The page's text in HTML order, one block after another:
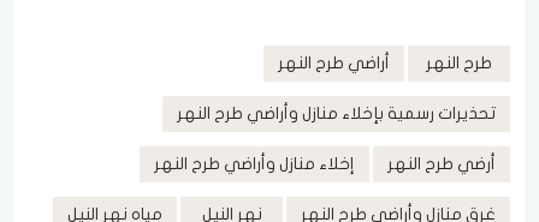
طرح النهر أراضي طرح النهر
تحذيرات رسمية بإخلاء منازل وأراضي طرح النهر
أرضي طرح النهر إخلاء منازل وأراضي طرح النهر
غرق منازل وأراضي طرح النهر نهر النيل مياه نهر النيل